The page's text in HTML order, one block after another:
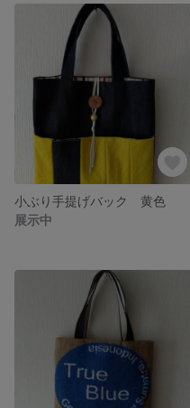
小ぶり手提げバック 黄色
展示中